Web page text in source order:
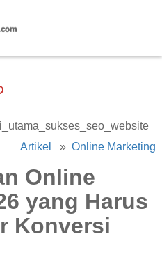
Artikel »Online Marketing
Online
yang Harus
Konversi